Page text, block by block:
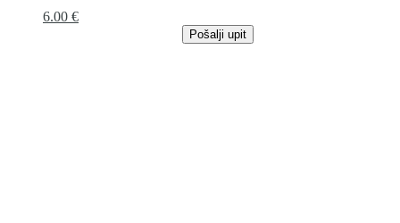
6.00 €
Pošalji upit